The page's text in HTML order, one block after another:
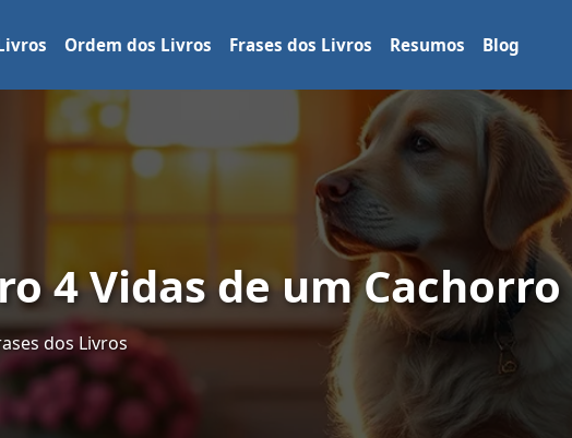
Ordem dos Livros Frases dos Livros Resumos Blog
4 Vidas de um Cachorro
dos Livros